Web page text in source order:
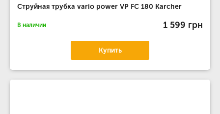
Струйная трубка vario power VP FC 180 Karcher
В наличии 1 599 грн
Купить